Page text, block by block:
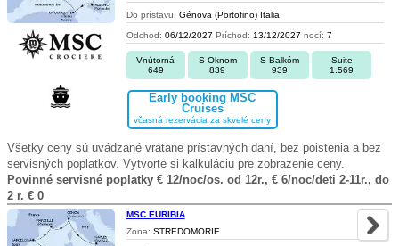
Do prístavu: Génova (Portofino) Italia
Odchod: 06/12/2027 Príchod: 13/12/2027 nocí: 7
Vnútorná
649
S Oknom
839
S Balkóm
939
Suite
1.569
Early booking MSC
Cruises
včasná rezervácia za skvelé ceny
Všetky ceny sú uvádzané vrátane prístavných daní, bez poistenia a bez
servisných poplatkov. Vytvorte si kalkuláciu pre zobrazenie ceny.
Povinné servisné poplatky € 12/noc/os. od 12r., € 6/noc/deti 2-11r., do
2 r. € 0
MSC EURIBIA
Zona: STREDOMORIE